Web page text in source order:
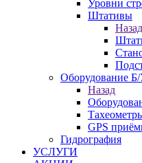
Уровни
Штативы
Назад
Оборудование
Назад
GPS
Гидрография
УСЛУГИ